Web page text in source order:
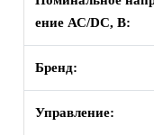
ение АС/DC, В:
Бренд:
Управление: